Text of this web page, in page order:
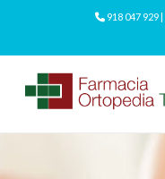
918 047 929 |